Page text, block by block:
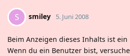
S smiley 5. Juni 2008
Beim Anzeigen dieses Inhalts ist
Wenn du ein Benutzer bist,